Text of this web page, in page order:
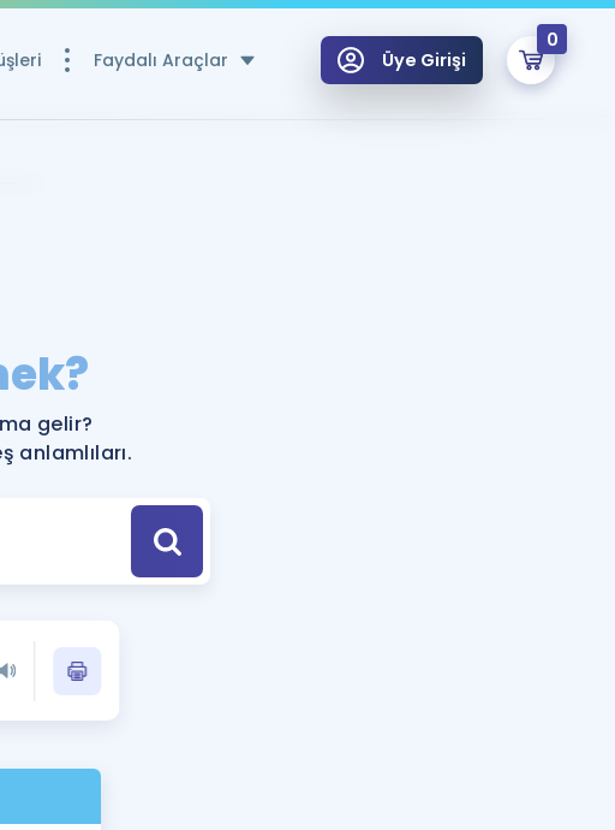
Faydalı Araçlar
Kaynaklar
Puan Hesaplama Aracı
Hazırlananlar için Öneriler
Sınavları Tek Takvimde
Tüm Sınavlarla İlgili Haberler
Gramer
Üye Girişi
0
Remzi Hoca ile seni sınava hazırlayacak onlarca eğitim seni bekliyor!
gelir?
anlamlıları.